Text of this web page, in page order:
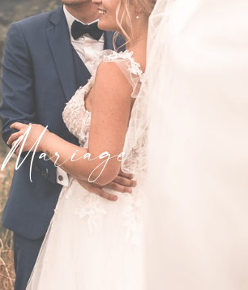
Mariage